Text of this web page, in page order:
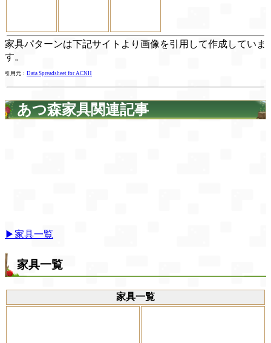
家具パターンは下記サイトより画像を引用して作成していま
す。
引用元： Data Spreadsheet for ACNH
あつ森家具関連記事
▶家具一覧
家具一覧
家具一覧